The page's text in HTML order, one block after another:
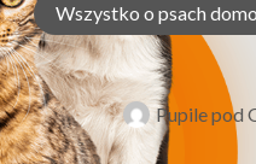
Wszystko o psach
Pupile pod